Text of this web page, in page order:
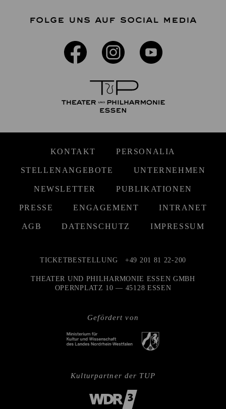
FOLGE UNS AUF SOCIAL MEDIA
KONTAKT PERSONALIA
STELLENANGEBOTE UNTERNEHMEN
NEWSLETTER PUBLIKATIONEN
PRESSE ENGAGEMENT INTRANET
AGB DATENSCHUTZ IMPRESSUM
Gefördert von
TICKETBESTELLUNG +49 201 81 22-200
THEATER UND PHILHARMONIE ESSEN GMBH
OPERNPLATZ 10 — 45128 ESSEN
Kulturpartner der TUP